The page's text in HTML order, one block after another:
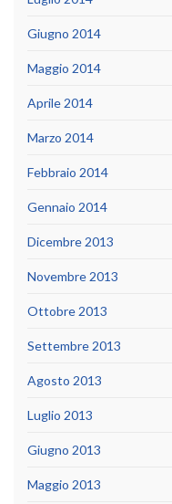
Giugno 2014
Maggio 2014
Aprile 2014
Marzo 2014
Febbraio 2014
Gennaio 2014
Dicembre 2013
Novembre 2013
Ottobre 2013
Settembre 2013
Agosto 2013
Luglio 2013
Giugno 2013
Maggio 2013